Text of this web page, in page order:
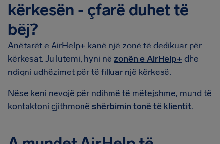
kërkesën - çfarë duhet të
bëj?
Anëtarët e AirHelp+ kanë një zonë të dedikuar për
kërkesat. Ju lutemi, hyni në zonën e AirHelp+ dhe
ndiqni udhëzimet për të filluar një kërkesë.
Nëse keni nevojë për ndihmë të mëtejshme, mund të
kontaktoni gjithmonë shërbimin tonë të klientit.